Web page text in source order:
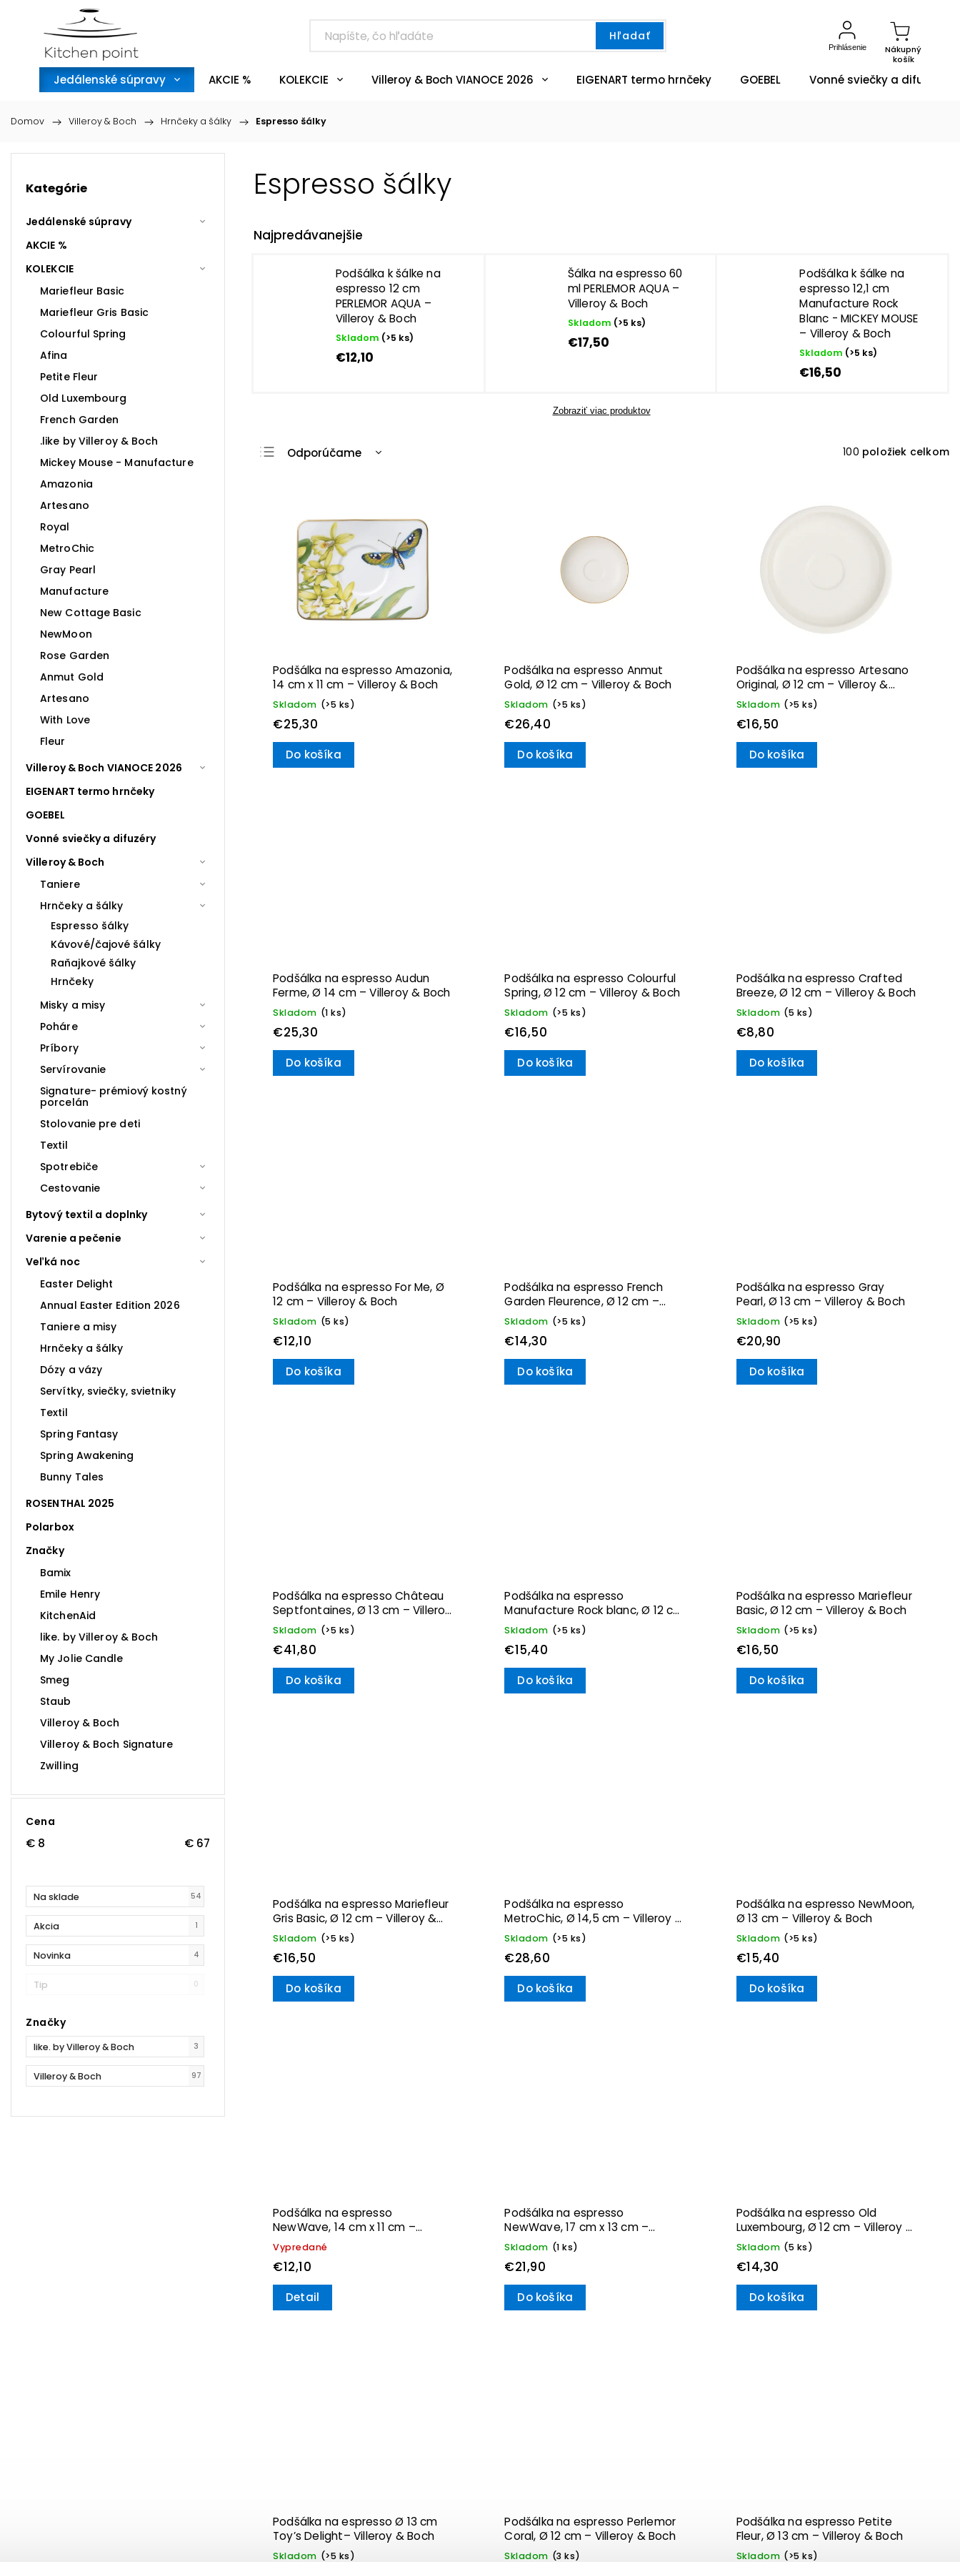
Hľadať
Nákupný
košík
Prihlásenie
Jedálenské súpravy AKCIE % KOLEKCIE Villeroy & Boch VIANOCE 2026 EIGENART termo hrnčeky GOEBEL Vonné sviečky a difuzéry
Domov / Villeroy & Boch / Hrnčeky a šálky / Espresso šálky
Kategórie
Jedálenské súpravy
AKCIE %
KOLEKCIE
Mariefleur Basic
Mariefleur Gris Basic
Colourful Spring
Afina
Petite Fleur
Old Luxembourg
French Garden
.like by Villeroy & Boch
Mickey Mouse - Manufacture
Amazonia
Artesano
Royal
MetroChic
Gray Pearl
Manufacture
New Cottage Basic
NewMoon
Rose Garden
Anmut Gold
Artesano
With Love
Fleur
Villeroy & Boch VIANOCE 2026
EIGENART termo hrnčeky
GOEBEL
Vonné sviečky a difuzéry
Villeroy & Boch
Taniere
Hrnčeky a šálky
Espresso šálky
Kávové/čajové šálky
Raňajkové šálky
Hrnčeky
Misky a misy
Poháre
Príbory
Servírovanie
Signature- prémiový kostný
porcelán
Stolovanie pre deti
Textil
Spotrebiče
Cestovanie
Bytový textil a doplnky
Varenie a pečenie
Veľká noc
Easter Delight
Annual Easter Edition 2026
Taniere a misy
Hrnčeky a šálky
Dózy a vázy
Servítky, sviečky, svietniky
Textil
Spring Fantasy
Spring Awakening
Bunny Tales
ROSENTHAL 2025
Polarbox
Značky
Bamix
Emile Henry
KitchenAid
like. by Villeroy & Boch
My Jolie Candle
Smeg
Staub
Villeroy & Boch
Villeroy & Boch Signature
Zwilling
Cena
€ 8 € 67
Na sklade 54
Akcia 1
Novinka 4
Tip 0
Značky
like. by Villeroy & Boch 3
Villeroy & Boch 97
Espresso šálky
Najpredávanejšie
Podšálka k šálke na
espresso 12 cm
PERLEMOR AQUA –
Villeroy & Boch
Skladom (>5 ks)
€12,10
Šálka na espresso 60
ml PERLEMOR AQUA –
Villeroy & Boch
Skladom (>5 ks)
€17,50
Podšálka k šálke na
espresso 12,1 cm
Manufacture Rock
Blanc - MICKEY MOUSE
– Villeroy & Boch
Skladom (>5 ks)
€16,50
Zobraziť viac produktov
Odporúčame
Najpredávanejšie
Abecedne
100 položiek celkom
Podšálka na espresso Amazonia,
14 cm x 11 cm – Villeroy & Boch
Skladom (>5 ks)
€25,30
Do košíka
Podšálka na espresso Anmut
Gold, Ø 12 cm – Villeroy & Boch
Skladom (>5 ks)
€26,40
Do košíka
Podšálka na espresso Artesano
Original, Ø 12 cm – Villeroy &
Boch
Skladom (>5 ks)
€16,50
Do košíka
Podšálka na espresso Audun
Ferme, Ø 14 cm – Villeroy & Boch
Skladom (1 ks)
€25,30
Do košíka
Podšálka na espresso Colourful
Spring, Ø 12 cm – Villeroy & Boch
Skladom (>5 ks)
€16,50
Do košíka
Podšálka na espresso Crafted
Breeze, Ø 12 cm – Villeroy & Boch
Skladom (5 ks)
€8,80
Do košíka
Podšálka na espresso For Me, Ø
12 cm – Villeroy & Boch
Skladom (5 ks)
€12,10
Do košíka
Podšálka na espresso French
Garden Fleurence, Ø 12 cm –
Villeroy & Boch
Skladom (>5 ks)
€14,30
Do košíka
Podšálka na espresso Gray
Pearl, Ø 13 cm – Villeroy & Boch
Skladom (>5 ks)
€20,90
Do košíka
Podšálka na espresso Château
Septfontaines, Ø 13 cm – Villeroy
& Boch
Skladom (>5 ks)
€41,80
Do košíka
Podšálka na espresso
Manufacture Rock blanc, Ø 12 cm
– Villeroy & Boch
Skladom (>5 ks)
€15,40
Do košíka
Podšálka na espresso Mariefleur
Basic, Ø 12 cm – Villeroy & Boch
Skladom (>5 ks)
€16,50
Do košíka
Podšálka na espresso Mariefleur
Gris Basic, Ø 12 cm – Villeroy &
Boch
Skladom (>5 ks)
€16,50
Do košíka
Podšálka na espresso
MetroChic, Ø 14,5 cm – Villeroy &
Boch
Skladom (>5 ks)
€28,60
Do košíka
Podšálka na espresso NewMoon,
Ø 13 cm – Villeroy & Boch
Skladom (>5 ks)
€15,40
Do košíka
Podšálka na espresso
NewWave, 14 cm x 11 cm –
Villeroy & Boch
Vypredané
€12,10
Detail
Podšálka na espresso
NewWave, 17 cm x 13 cm –
Villeroy & Boch
Skladom (1 ks)
€21,90
Do košíka
Podšálka na espresso Old
Luxembourg, Ø 12 cm – Villeroy &
Boch
Skladom (5 ks)
€14,30
Do košíka
Podšálka na espresso Ø 13 cm
Toy’s Delight– Villeroy & Boch
Skladom (>5 ks)
Podšálka na espresso Perlemor
Coral, Ø 12 cm – Villeroy & Boch
Skladom (3 ks)
Podšálka na espresso Petite
Fleur, Ø 13 cm – Villeroy & Boch
Skladom (>5 ks)